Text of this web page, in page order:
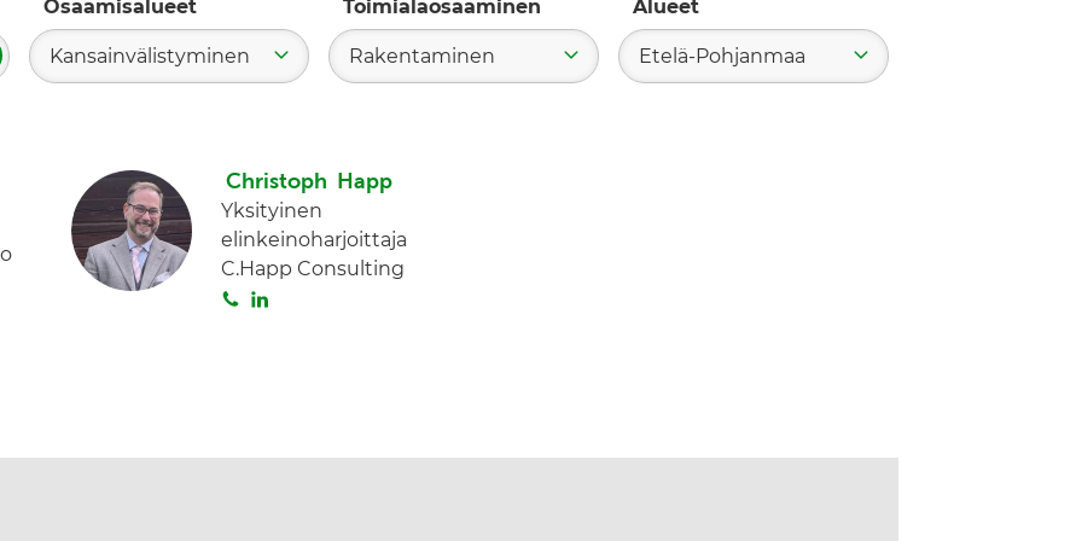
Osaamisalueet
Kansainvälistyminen
Toimialaosaaminen
Rakentaminen
Alueet
Etelä-Pohjanmaa
Christoph Happ
Yksityinen
elinkeinoharjoittaja
C.Happ Consulting
S L